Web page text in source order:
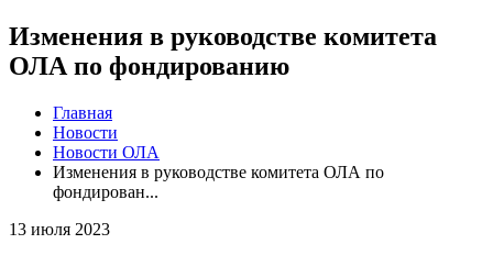
Изменения в руководстве комитета
ОЛА по фондированию
Главная
Новости
Новости ОЛА
Изменения в руководстве комитета ОЛА по
фондирован...
13 июля 2023